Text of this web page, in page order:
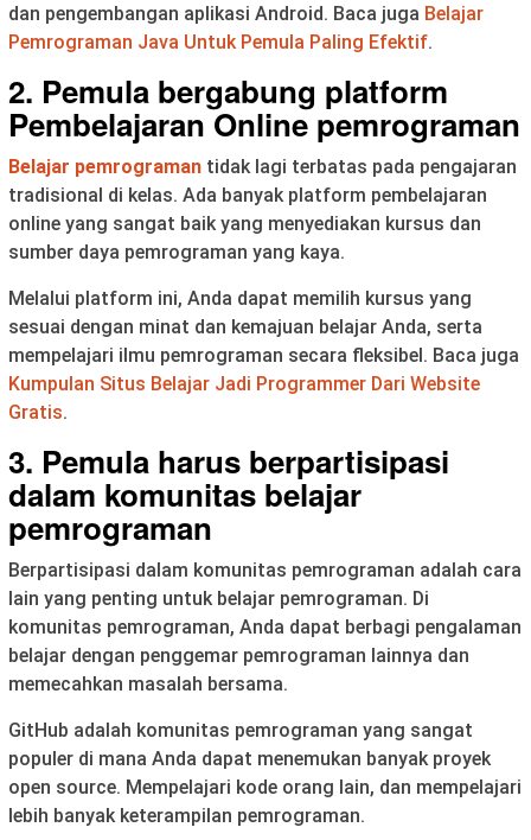
dan pengembangan aplikasi Android. Baca juga Belajar
Pemrograman Java Untuk Pemula Paling Efektif.
2. Pemula bergabung platform
Pembelajaran Online pemrograman
Belajar pemrograman tidak lagi terbatas pada pengajaran
tradisional di kelas. Ada banyak platform pembelajaran
online yang sangat baik yang menyediakan kursus dan
sumber daya pemrograman yang kaya.
Melalui platform ini, Anda dapat memilih kursus yang
sesuai dengan minat dan kemajuan belajar Anda, serta
mempelajari ilmu pemrograman secara fleksibel. Baca juga
Kumpulan Situs Belajar Jadi Programmer Dari Website
Gratis.
3. Pemula harus berpartisipasi
dalam komunitas belajar
pemrograman
Berpartisipasi dalam komunitas pemrograman adalah cara
lain yang penting untuk belajar pemrograman. Di
komunitas pemrograman, Anda dapat berbagi pengalaman
belajar dengan penggemar pemrograman lainnya dan
memecahkan masalah bersama.
GitHub adalah komunitas pemrograman yang sangat
populer di mana Anda dapat menemukan banyak proyek
open source. Mempelajari kode orang lain, dan mempelajari
lebih banyak keterampilan pemrograman.